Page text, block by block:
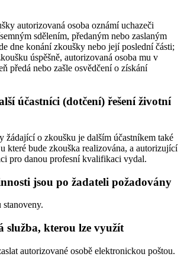
autorizovaná osoba oznámí uchazeči
sdělením, předaným nebo zaslaným
dne konání zkoušky nebo její poslední části;
úspěšně, autorizovaná osoba mu v
předá nebo zašle osvědčení o získání
účastníci (dotčení) řešení životní
žádající o zkoušku je dalším účastníkem také
které bude zkouška realizována, a autorizující
pro danou profesní kvalifikaci vydal.
jsou po žadateli požadovány
služba, kterou lze využít
autorizované osobě elektronickou poštou.